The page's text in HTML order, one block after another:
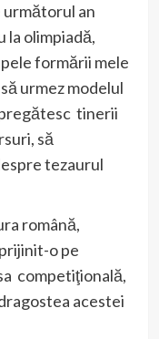
an
la olimpiadă,
formării mele
urmez modelul
tinerii
să
tezaurul
română,
o pe
competiţională,
acestei